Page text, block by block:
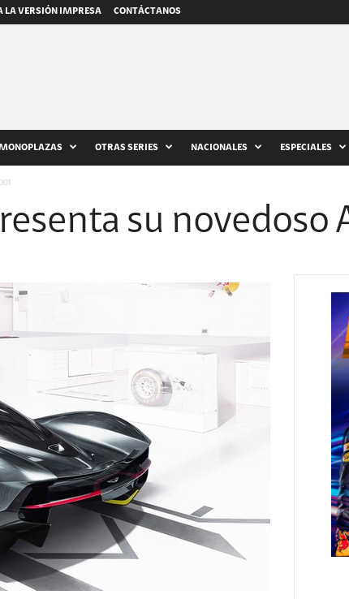
LA VERSIÓN IMPRESA CONTÁCTANOS
OTRAS SERIES NACIONALES ESPECIALES
su novedoso